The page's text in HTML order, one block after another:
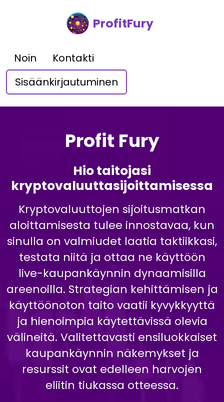
ProfitFury
Noin
Kontakti
Sisäänkirjautuminen
Profit Fury
Hio taitojasi
kryptovaluuttasijoittamisessa
Kryptovaluuttojen sijoitusmatkan
aloittamisesta tulee innostavaa, kun
sinulla on valmiudet laatia taktiikkasi,
testata niitä ja ottaa ne käyttöön
live-kaupankäynnin dynaamisilla
areenoilla. Strategian kehittämisen ja
käyttöönoton taito vaatii kyvykkyyttä
ja hienoimpia käytettävissä olevia
välineitä. Valitettavasti ensiluokkaiset
kaupankäynnin näkemykset ja
resurssit ovat edelleen harvojen
eliitin tiukassa otteessa.